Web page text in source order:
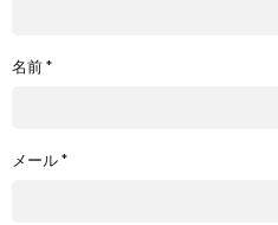
名前*
メール*